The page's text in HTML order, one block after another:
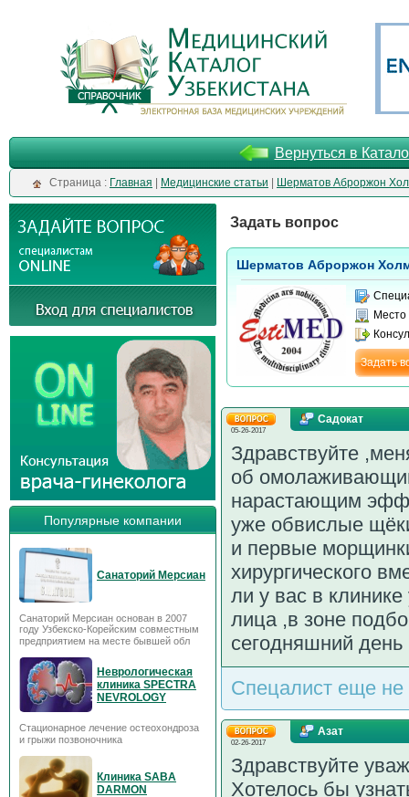
Вернуться в
Cтраница : Главная Медицинские статьи Шерматов Аброржон
Популярные компании
Санаторий Мерсиан
Санаторий Мерсиан основан в 2007
году Узбекско-Корейским совместным
предприятием на месте бывшей обл
Неврологическая
клиника SPECTRA
NEVROLOGY
Стационарное лечение остеохондроза
и грыжи позвоночника
Клиника SABA
DARMON
Задать вопрос
Шерматов Аброржон
Задать
05-26-2017
Садокат
Здравствуйте
об
нарастающим
уже обвислые
и первые
хирургического
ли у вас в
лица ,в зоне
сегодняшний день
Спецалист еще не
02-26-2017
Азат
Здравствуйте
Хотелось бы